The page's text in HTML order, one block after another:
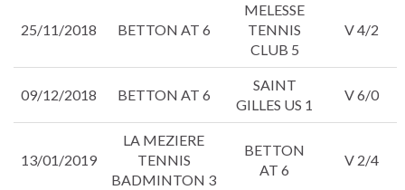
25/11/2018 BETTON AT 6
MELESSE
TENNIS
CLUB 5
V 4/2
09/12/2018 BETTON AT 6
SAINT
GILLES US 1
V 6/0
13/01/2019
LA MEZIERE
TENNIS
BADMINTON 3
BETTON
AT 6
V 2/4